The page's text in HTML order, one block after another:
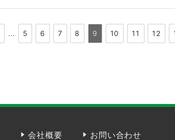
… 5 6 7 8 9 10 11 12
会社概要 お問い合わせ